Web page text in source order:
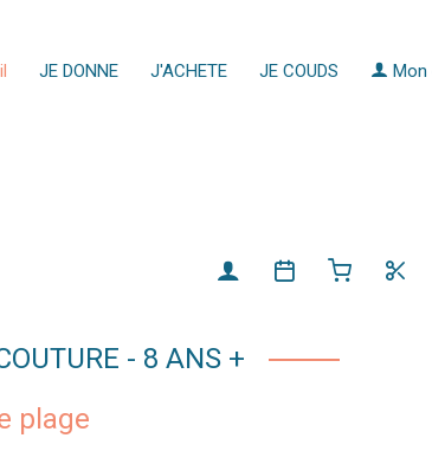
JE DONNE J'ACHETE JE COUDS Mon
- 8 ANS +
plage